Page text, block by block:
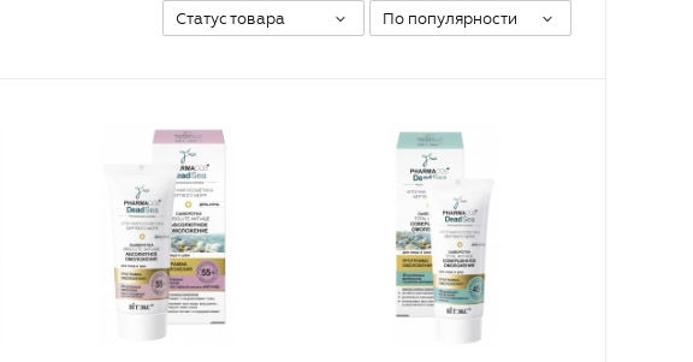
Статус товара По популярности